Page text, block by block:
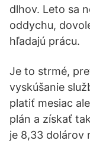
dlhov. Leto sa
oddychu,
hľadajú prácu.
Je to strmé,
vyskúšanie
platiť mesiac
plán a získať
je 8,33 dolárov